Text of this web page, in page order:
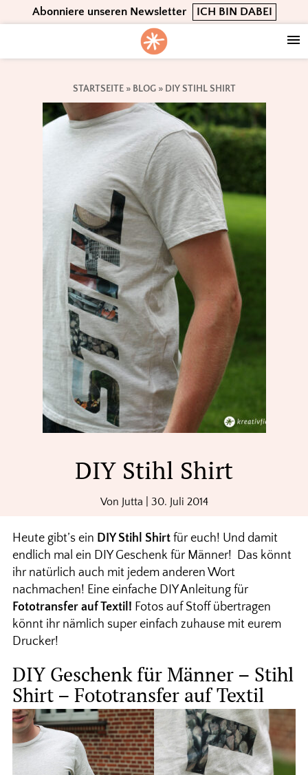
to
navigation
to
content
to
Abonniere unseren Newsletter ICH BIN DABEI
STARTSEITE» BLOG» DIY STIHL SHIRT
DIY Stihl Shirt
Von Jutta 30. Juli 2014
Heute gibt’s ein DIY Stihl Shirtfür euch! Und damit
endlich mal ein DIY Geschenk für Männer! Das könnt
ihr natürlich auch mit jedem anderen Wort
nachmachen! Eine einfache DIY Anleitung für
Fototransfer auf Textil! Fotos auf Stoff übertragen
könnt ihr nämlich super einfach zuhause mit eurem
Drucker!
DIY Geschenk für Männer – Stihl
Shirt – Fototransfer auf Textil